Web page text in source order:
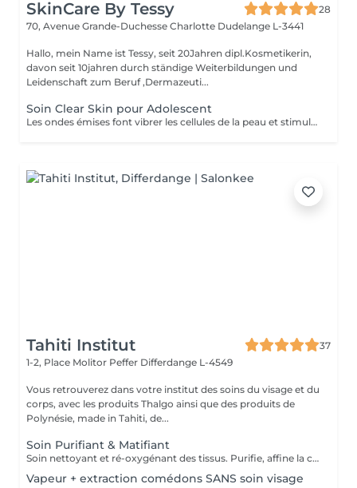
SkinCare By Tessy
28
70, Avenue Grande-Duchesse Charlotte Dudelange L-3441
Hallo, mein Name ist Tessy, seit 20Jahren dipl.Kosmetikerin,
davon seit 10jahren durch ständige Weiterbildungen und
Leidenschaft zum Beruf ,Dermazeuti...
Soin Clear Skin pour Adolescent
Les ondes émises font vibrer les cellules de la peau et stimulent ainsi les processus de rajeunissement, de régénération et de réparation de la peau. - Traitement adapté à chaque besoin de la peau - Ultrasons continus et pulsés - Traitement combiné par lumière LED - Micro-massage de la peau - Décongestionnant - Amélioration de l'absorption des principes actifs - Amélioration ciblée de l'aspect de la peau. - Réduction des rides et ridules - Renforcement des tissus - Réduction des signes du vieillissement chronologique de la peau
Tahiti Institut
37
1-2, Place Molitor Peffer Differdange L-4549
Vous retrouverez dans votre institut des soins du visage et du
corps, avec les produits Thalgo ainsi que des produits de
Polynésie, made in Tahiti, de...
Soin Purifiant & Matifiant
Soin nettoyant et ré-oxygénant des tissus. Purifie, affine la couche cornée, resserre les pores et matifie grâce à des appareils professionnels et des produits choisis avec soin. Une détoxification du cuir chevelu est prévu également dans ce soin.
Vapeur + extraction comédons SANS soin visage